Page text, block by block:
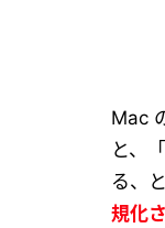
Mac
と、
る、
規化